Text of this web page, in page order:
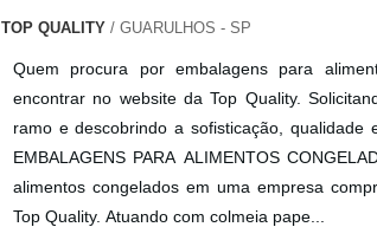
TOP QUALITY / GUARULHOS - SP
Quem procura por embalagens para
encontrar no website da Top Quality.
ramo e descobrindo a sofisticação, qualidade
EMBALAGENS PARA ALIMENTOS
alimentos congelados em uma empresa
Top Quality. Atuando com colmeia pape...